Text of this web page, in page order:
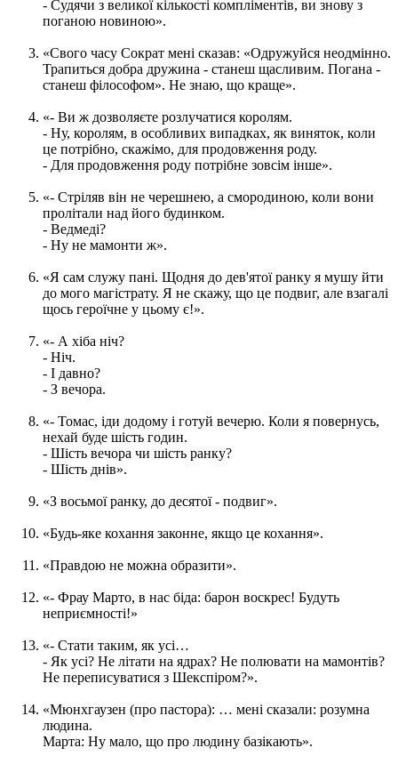
- Судячи з великої кількості компліментів, ви знову з
поганою новиною».
«Свого часу Сократ мені сказав: «Одружуйся неодмінно.
Трапиться добра дружина - станеш щасливим. Погана -
станеш філософом». Не знаю, що краще».
«- Ви ж дозволяєте розлучатися королям.
- Ну, королям, в особливих випадках, як виняток, коли
це потрібно, скажімо, для продовження роду.
- Для продовження роду потрібне зовсім інше».
«- Стріляв він не черешнею, а смородиною, коли вони
пролітали над його будинком.
- Ведмеді?
- Ну не мамонти ж».
«Я сам служу пані. Щодня до дев'ятої ранку я мушу йти
до мого магістрату. Я не скажу, що це подвиг, але взагалі
щось героїчне у цьому є!».
«- А хіба ніч?
- Ніч.
- І давно?
- З вечора.
«- Томас, іди додому і готуй вечерю. Коли я повернусь,
нехай буде шість годин.
- Шість вечора чи шість ранку?
- Шість днів».
«З восьмої ранку, до десятої - подвиг».
«Будь-яке кохання законне, якщо це кохання».
«Правдою не можна образити».
«- Фрау Марто, в нас біда: барон воскрес! Будуть
неприємності!»
«- Стати таким, як усі…
- Як усі? Не літати на ядрах? Не полювати на мамонтів?
Не переписуватися з Шекспіром?».
«Мюнхгаузен (про пастора): … мені сказали: розумна
людина.
Марта: Ну мало, що про людину базікають».